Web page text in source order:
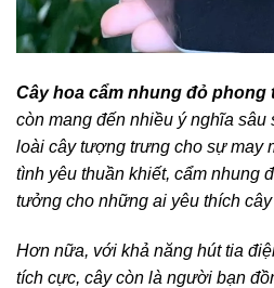
Cây hoa cẩm nhung đỏ phong
còn mang đến nhiều ý nghĩa sâu
loài cây tượng trưng cho sự may
tình yêu thuần khiết, cẩm nhung
tưởng cho những ai yêu thích
Hơn nữa, với khả năng hút tia
tích cực, cây còn là người bạn